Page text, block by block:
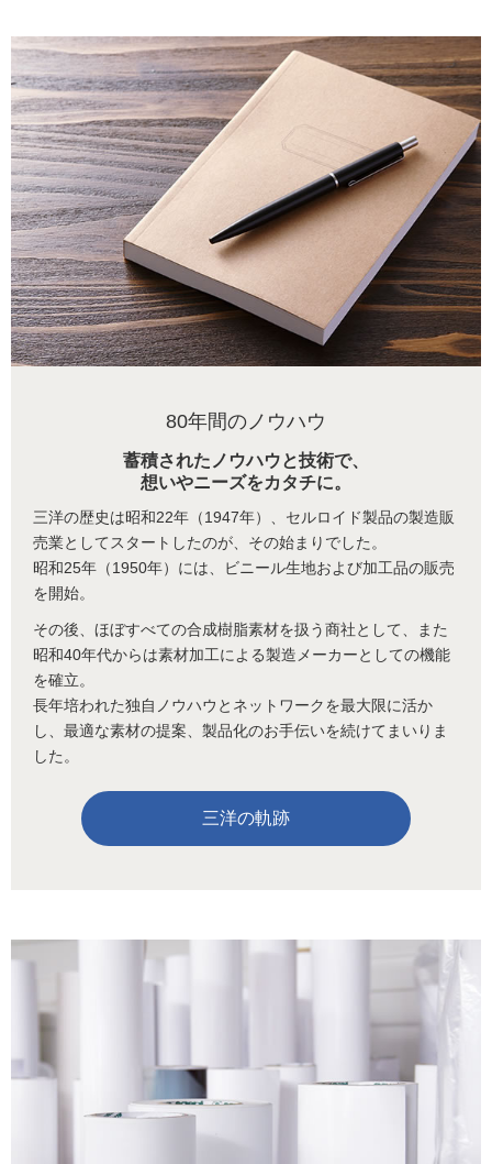
80年間のノウハウ
蓄積されたノウハウと技術で、
想いやニーズをカタチに。
三洋の歴史は昭和22年（1947年）、セルロイド製品の製造販
売業としてスタートしたのが、その始まりでした。
昭和25年（1950年）には、ビニール生地および加工品の販売
を開始。
その後、ほぼすべての合成樹脂素材を扱う商社として、また
昭和40年代からは素材加工による製造メーカーとしての機能
を確立。
長年培われた独自ノウハウとネットワークを最大限に活か
し、最適な素材の提案、製品化のお手伝いを続けてまいりま
した。
三洋の軌跡